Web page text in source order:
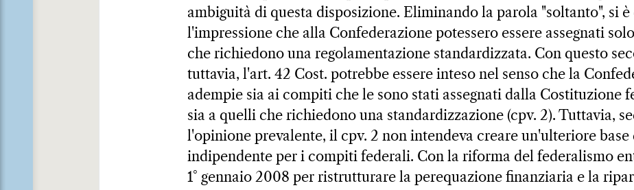
ambiguità di questa disposizione. Eliminando la parola "soltanto", si è
l'impressione che alla Confederazione potessero essere assegnati
che richiedono una regolamentazione standardizzata. Con questo
tuttavia, l'art. 42 Cost. potrebbe essere inteso nel senso che la
adempie sia ai compiti che le sono stati assegnati dalla Costituzione
sia a quelli che richiedono una standardizzazione (cpv. 2). Tuttavia,
l'opinione prevalente, il cpv. 2 non intendeva creare un'ulteriore base
indipendente per i compiti federali. Con la riforma del federalismo
1° gennaio 2008 per ristrutturare la perequazione finanziaria e la